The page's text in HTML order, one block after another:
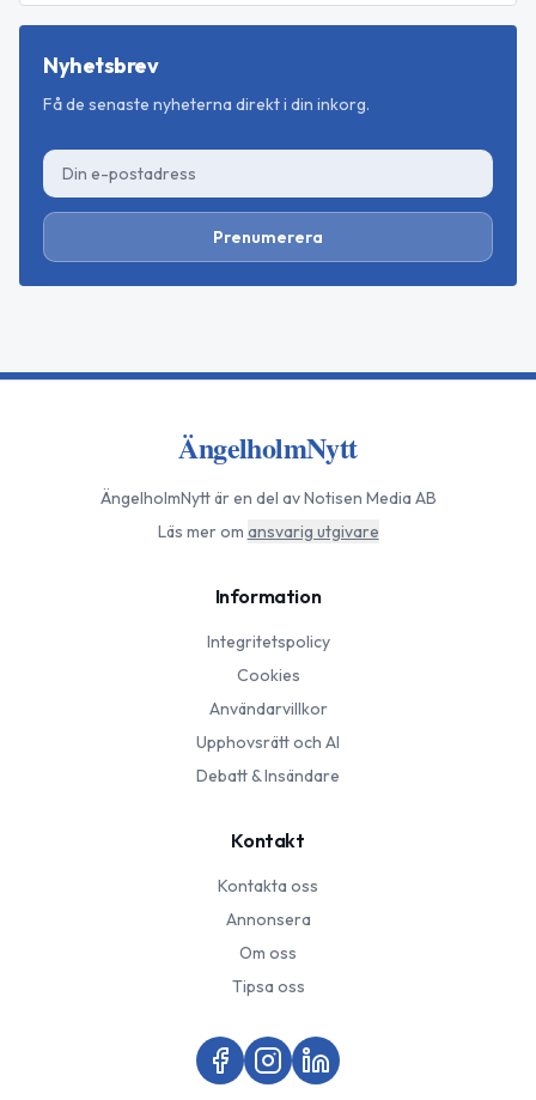
Nyhetsbrev
Få de senaste nyheterna direkt i din inkorg.
Prenumerera
ÄngelholmNytt
ÄngelholmNyttär en del av Notisen Media AB
Läs mer om ansvarig utgivare
Information
Integritetspolicy
Cookies
Användarvillkor
Upphovsrätt och AI
Debatt & Insändare
Kontakt
Kontakta oss
Annonsera
Om oss
Tipsa oss